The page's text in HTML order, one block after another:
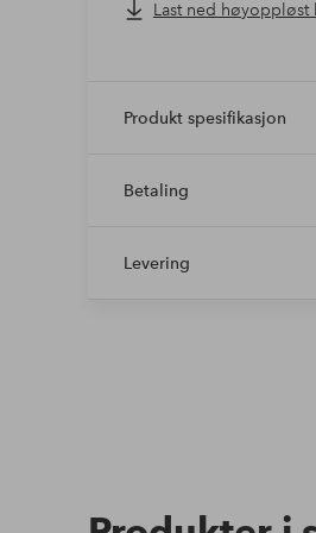
Last ned
Produkt spesifikasjon
Betaling
Levering